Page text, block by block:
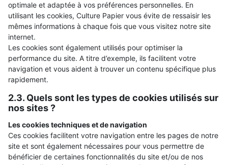
optimale et adaptée à vos préférences personnelles. En
utilisant les cookies, Culture Papier vous évite de ressaisir les
mêmes informations à chaque fois que vous visitez notre site
internet.
Les cookies sont également utilisés pour optimiser la
performance du site. A titre d’exemple, ils facilitent votre
navigation et vous aident à trouver un contenu spécifique plus
rapidement.
2.3. Quels sont les types de cookies utilisés sur
nos sites ?
Les cookies techniques et de navigation
Ces cookies facilitent votre navigation entre les pages de notre
site et sont également nécessaires pour vous permettre de
bénéficier de certaines fonctionnalités du site et/ou de nos